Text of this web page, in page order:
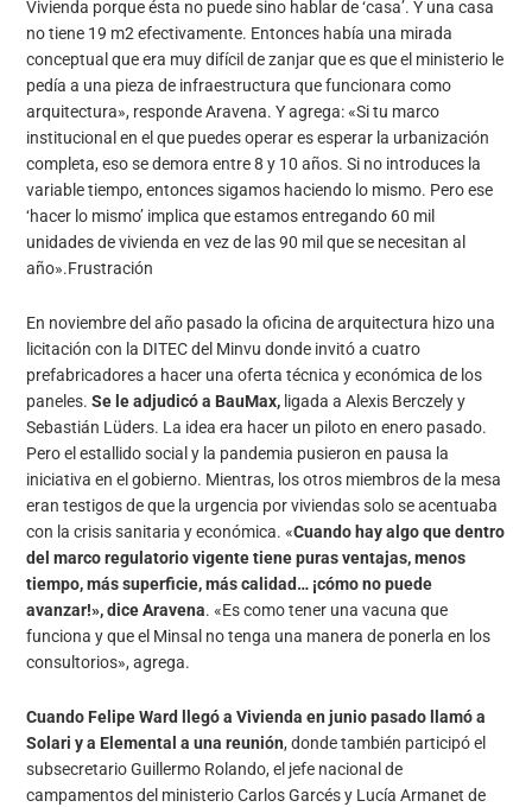
Vivienda porque ésta no puede sino hablar de ‘casa’. Y una casa
no tiene 19 m2 efectivamente. Entonces había una mirada
conceptual que era muy difícil de zanjar que es que el ministerio le
pedía a una pieza de infraestructura que funcionara como
arquitectura», responde Aravena. Y agrega: «Si tu marco
institucional en el que puedes operar es esperar la urbanización
completa, eso se demora entre 8 y 10 años. Si no introduces la
variable tiempo, entonces sigamos haciendo lo mismo. Pero ese
‘hacer lo mismo’ implica que estamos entregando 60 mil
unidades de vivienda en vez de las 90 mil que se necesitan al
año».Frustración
En noviembre del año pasado la oficina de arquitectura hizo una
licitación con la DITEC del Minvu donde invitó a cuatro
prefabricadores a hacer una oferta técnica y económica de los
paneles.Se le adjudicó a BauMax, ligada a Alexis Berczely y
Sebastián Lüders. La idea era hacer un piloto en enero pasado.
Pero el estallido social y la pandemia pusieron en pausa la
iniciativa en el gobierno. Mientras, los otros miembros de la mesa
eran testigos de que la urgencia por viviendas solo se acentuaba
con la crisis sanitaria y económica. «Cuando hay algo que dentro
del marco regulatorio vigente tiene puras ventajas, menos
tiempo, más superficie, más calidad… ¡cómo no puede
avanzar!», dice Aravena. «Es como tener una vacuna que
funciona y que el Minsal no tenga una manera de ponerla en los
consultorios», agrega.
Cuando Felipe Ward llegó a Vivienda en junio pasado llamó a
Solari y a Elemental a una reunión, donde también participó el
subsecretario Guillermo Rolando, el jefe nacional de
campamentos del ministerio Carlos Garcés y Lucía Armanet de